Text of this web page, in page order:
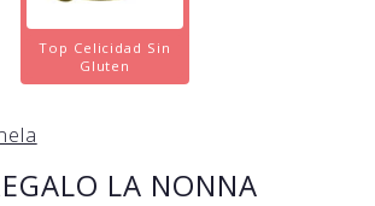
Top Celicidad Sin
Gluten
LA NONNA